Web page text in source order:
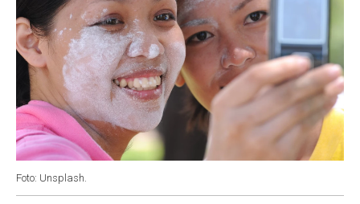
Foto: Unsplash.